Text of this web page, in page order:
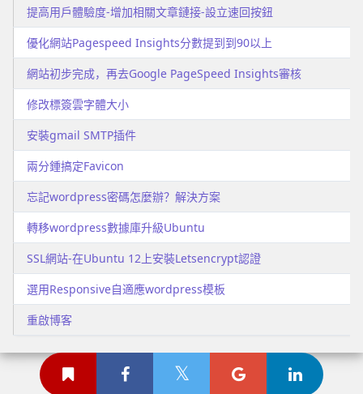
提高用戶體驗度-增加相關文章鏈接-設立速回按鈕
優化網站Pagespeed Insights分數提到到90以上
網站初步完成，再去Google PageSpeed Insights審核
修改標簽雲字體大小
安裝gmail SMTP插件
兩分鍾搞定Favicon
忘記wordpress密碼怎麼辦？解決方案
轉移wordpress數據庫升級Ubuntu
SSL網站-在Ubuntu 12上安裝Letsencrypt認證
選用Responsive自適應wordpress模板
重啟博客